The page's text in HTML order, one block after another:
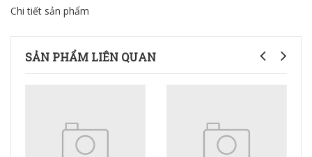
Chi tiết sản phẩm
SẢN PHẨM LIÊN QUAN